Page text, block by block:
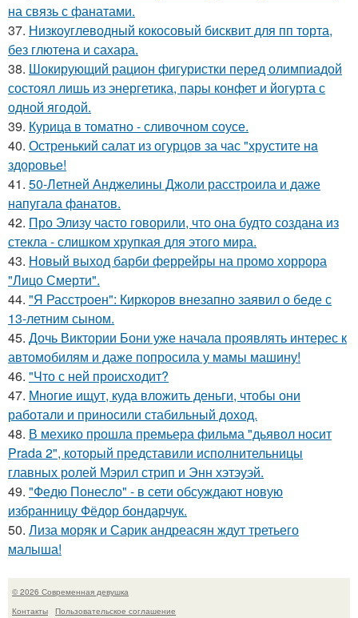
на связь с фанатами.
37. Низкоуглеводный кокосовый бисквит для пп торта,
без глютена и сахара.
38. Шокирующий рацион фигуристки перед олимпиадой
состоял лишь из энергетика, пары конфет и йогурта с
одной ягодой.
39. Курица в томатно - сливочном соусе.
40. Остренький салат из огурцов за час "хрустите нa
здоровье!
41. 50-Летней Анджелины Джоли расстроила и даже
напугала фанатов.
42. Про Элизу часто говорили, что она будто создана из
стекла - слишком хрупкая для этого мира.
43. Новый выход барби феррейры на промо хоррора
"Лицо Смерти".
44. "Я Расстроен": Киркоров внезапно заявил о беде с
13-летним сыном.
45. Дочь Виктории Бони уже начала проявлять интерес к
автомобилям и даже попросила у мамы машину!
46. "Что с ней происходит?
47. Многие ищут, куда вложить деньги, чтобы они
работали и приносили стабильный доход.
48. В мехико прошла премьера фильма "дьявол носит
Prada 2", который представили исполнительницы
главных ролей Мэрил стрип и Энн хэтэуэй.
49. "Федю Понесло" - в сети обсуждают новую
избранницу Фёдор бондарчук.
50. Лиза моряк и Сарик андреасян ждут третьего
малыша!
© 2026 Современная девушка
Контакты
Пользовательское соглашение